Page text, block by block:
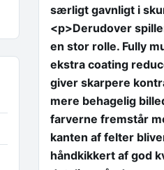
særligt gavnligt i
<p>Derudover
en stor rolle. Fully
ekstra coating
giver skarpere
mere behagelig
farverne fremstår
kanten af felter
håndkikkert af god